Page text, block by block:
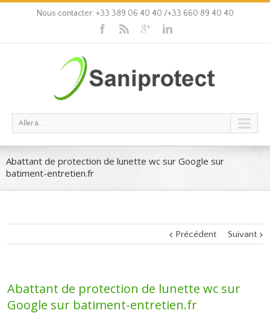
Nous contacter: +33 389 06 40 40 /+33 660 89 40 40
Aller à...
Abattant de protection de lunette wc sur Google sur
batiment-entretien.fr
Précédent Suivant
Abattant de protection de lunette wc sur
Google sur batiment-entretien.fr